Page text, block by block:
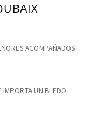
ACOMPAÑADOS